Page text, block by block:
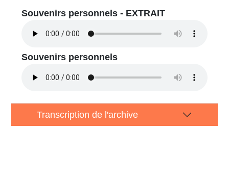
Souvenirs personnels - EXTRAIT
Souvenirs personnels
Transcription de l'archive